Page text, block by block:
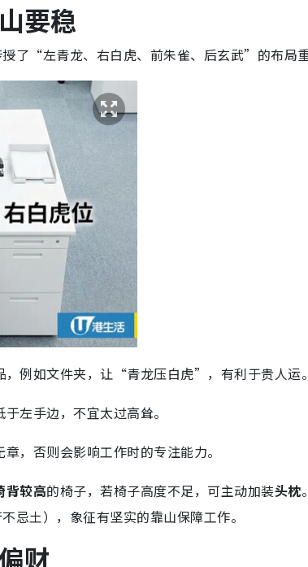
要稳
了“左青龙、右白虎、前朱雀、后玄武”的布局
，例如文件夹，让“青龙压白虎”，有利于贵人运
左手边，不宜太过高耸。
，否则会影响工作时的专注能力。
背较高的椅子，若椅子高度不足，可主动加装头枕
忌土），象征有坚实的靠山保障工作。
财